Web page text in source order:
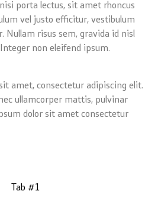
porta lectus, sit amet rhoncus
vel justo efficitur, vestibulum
Nullam risus sem, gravida id nisl
non eleifend ipsum.
amet, consectetur adipiscing elit.
ullamcorper mattis, pulvinar
dolor sit amet consectetur
Tab #1